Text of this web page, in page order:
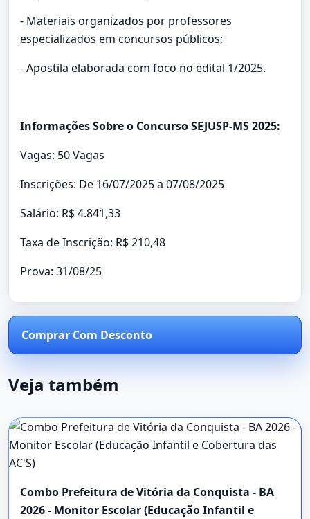
- Materiais organizados por professores
especializados em concursos públicos;
- Apostila elaborada com foco no edital 1/2025.
Informações Sobre o Concurso SEJUSP-MS 2025:
Vagas: 50 Vagas
Inscrições: De 16/07/2025 a 07/08/2025
Salário: R$ 4.841,33
Taxa de Inscrição: R$ 210,48
Prova: 31/08/25
Comprar Com Desconto
Veja também
Combo Prefeitura de Vitória da Conquista - BA
2026 - Monitor Escolar (Educação Infantil e